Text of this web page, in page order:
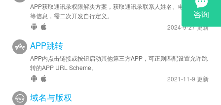
APP获取通讯录权限解决方案，获取通讯录联系人姓名、电话、邮件
等信息，需二次开发自行定义。
2024-9-27 更新
APP跳转
APP内点击链接或按钮启动其他第三方APP，可正则匹配设置允许跳
转的APP URL Scheme。
2021-11-9 更新
域名与版权